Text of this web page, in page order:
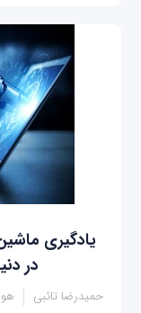
یادگیری
در
حمیدرضا تائبی